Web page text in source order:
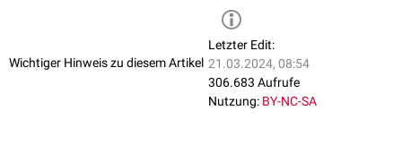
Miktionsfrequenz
Miktionsfrequenz ist unter anderem von der individuellen Kapazität der
Harnblase und von der aufgenommenen Flüssigkeitsmenge abhängig.
Sie nimmt mit dem Alter zu. Bei einer Trinkmenge von maximal 2.000 ml
pro Tag sind 4-7 Blasenentleerungen über den Tag und eine
Wichtiger Hinweis zu diesem Artikel
Letzter Edit:
21.03.2024, 08:54
306.683 Aufrufe
Nutzung: BY-NC-SA